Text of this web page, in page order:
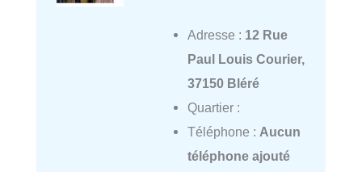
Adresse : 12 Rue
Paul Louis Courier,
37150 Bléré
Quartier :
Téléphone : Aucun
téléphone ajouté